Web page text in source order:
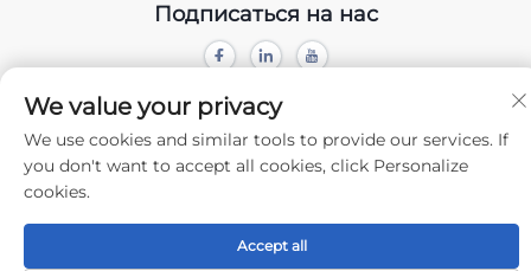
Подписаться на нас
Авторское право © 2024 Xiamen Tongchengjianhui Industry & Trade
Co., Ltd. -Политика конфиденциальности
We value your privacy
We use cookies and similar tools to provide our services. If
you don't want to accept all cookies, click Personalize
cookies.
Accept all